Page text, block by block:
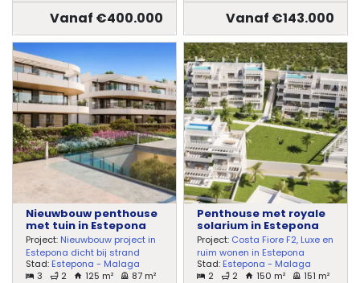
Vanaf €400.000 Vanaf €143.000
Nieuwbouw penthouse
met tuin in Estepona
Project: Nieuwbouw project in
Estepona dicht bij strand
Stad: Estepona - Malaga
3
2 125 m² 87 m²
Penthouse met royale
solarium in Estepona
Project: Costa Fiore F2, Luxe en
ruim wonen in Estepona
Stad: Estepona - Malaga
2
2 150 m² 151 m²